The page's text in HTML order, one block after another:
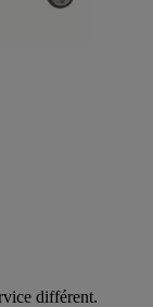
différent.